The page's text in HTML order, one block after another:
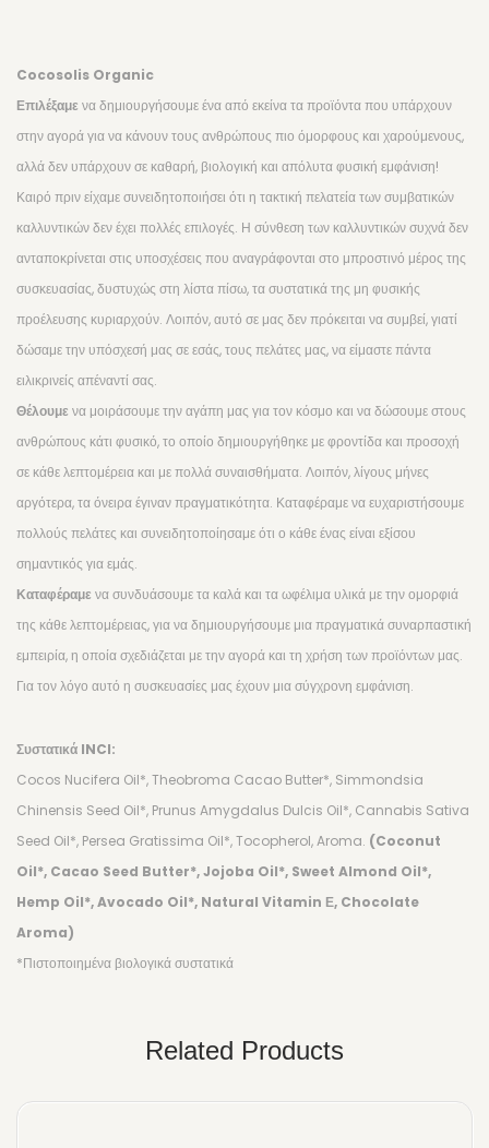
Cocosolis Organic
Επιλέξαμε να δημιουργήσουμε ένα από εκείνα τα προϊόντα που υπάρχουν
στην αγορά για να κάνουν τους ανθρώπους πιο όμορφους και χαρούμενους,
αλλά δεν υπάρχουν σε καθαρή, βιολογική και απόλυτα φυσική εμφάνιση!
Καιρό πριν είχαμε συνειδητοποιήσει ότι η τακτική πελατεία των συμβατικών
καλλυντικών δεν έχει πολλές επιλογές. Η σύνθεση των καλλυντικών συχνά δεν
ανταποκρίνεται στις υποσχέσεις που αναγράφονται στο μπροστινό μέρος της
συσκευασίας, δυστυχώς στη λίστα πίσω, τα συστατικά της μη φυσικής
προέλευσης κυριαρχούν. Λοιπόν, αυτό σε μας δεν πρόκειται να συμβεί, γιατί
δώσαμε την υπόσχεσή μας σε εσάς, τους πελάτες μας, να είμαστε πάντα
ειλικρινείς απέναντί σας.
Θέλουμε να μοιράσουμε την αγάπη μας για τον κόσμο και να δώσουμε στους
ανθρώπους κάτι φυσικό, το οποίο δημιουργήθηκε με φροντίδα και προσοχή
σε κάθε λεπτομέρεια και με πολλά συναισθήματα. Λοιπόν, λίγους μήνες
αργότερα, τα όνειρα έγιναν πραγματικότητα. Καταφέραμε να ευχαριστήσουμε
πολλούς πελάτες και συνειδητοποίησαμε ότι ο κάθε ένας είναι εξίσου
σημαντικός για εμάς.
Καταφέραμε να συνδυάσουμε τα καλά και τα ωφέλιμα υλικά με την ομορφιά
της κάθε λεπτομέρειας, για να δημιουργήσουμε μια πραγματικά συναρπαστική
εμπειρία, η οποία σχεδιάζεται με την αγορά και τη χρήση των προϊόντων μας.
Για τον λόγο αυτό η συσκευασίες μας έχουν μια σύγχρονη εμφάνιση.
Συστατικά INCI:
Cocos Nucifera Oil*, Theobroma Cacao Butter*, Simmondsia
Chinensis Seed Oil*, Prunus Amygdalus Dulcis Oil*, Cannabis Sativa
Seed Oil*, Persea Gratissima Oil*, Tocopherol, Aroma. (Coconut
Oil*, Cacao Seed Butter*, Jojoba Oil*, Sweet Almond Oil*,
Hemp Oil*, Avocado Oil*, Natural Vitamin Е, Chocolate
Aroma)
*Πιστοποιημένα βιολογικά συστατικά
Related Products